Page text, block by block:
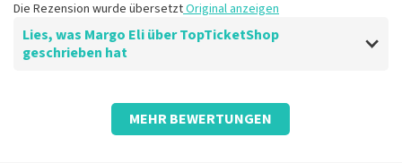
Die Rezension wurde übersetztOriginal anzeigen
Lies, was Margo Eli über TopTicketShop
geschrieben hat
Bewertung von Margo Eli überTopTicketShop
Alles war gut organisiert.
MEHR BEWERTUNGEN